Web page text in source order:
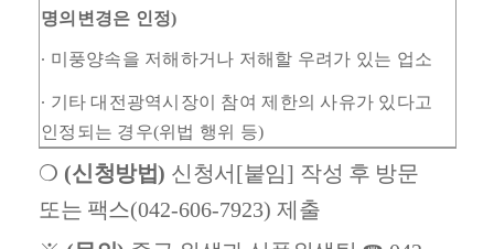
명의변경은 인정)
∙ 미풍양속을 저해하거나 저해할 우려가 있는 업소
∙ 기타 대전광역시장이 참여 제한의 사유가 있다고
인정되는 경우(위법 행위 등)
❍ (신청방법) 신청서 [붙임] 작성 후 방문
또는 팩스(042-606-7923) 제출